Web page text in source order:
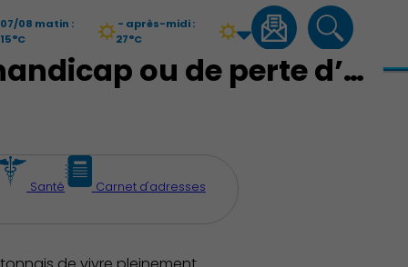
07/08 matin :
15°C
- après-midi :
27°C
Qualité de l'air :
08/08 matin :
- après-midi :
newsletter rechercheAides aux seniors et aux personnes en situation de handicap ou de perte d’autonomie
Santé Carnet d'adresses